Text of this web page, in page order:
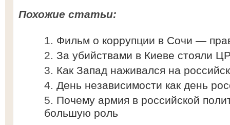
Похожие статьи:
Фильм о коррупции в Сочи —
За убийствами в Киеве стояли
Как Запад наживался на
День независимости как день
Почему армия в российской
большую роль